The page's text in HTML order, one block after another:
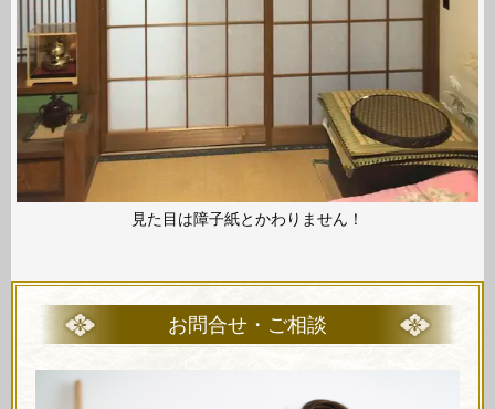
見た目は障子紙とかわりません！
お問合せ・ご相談